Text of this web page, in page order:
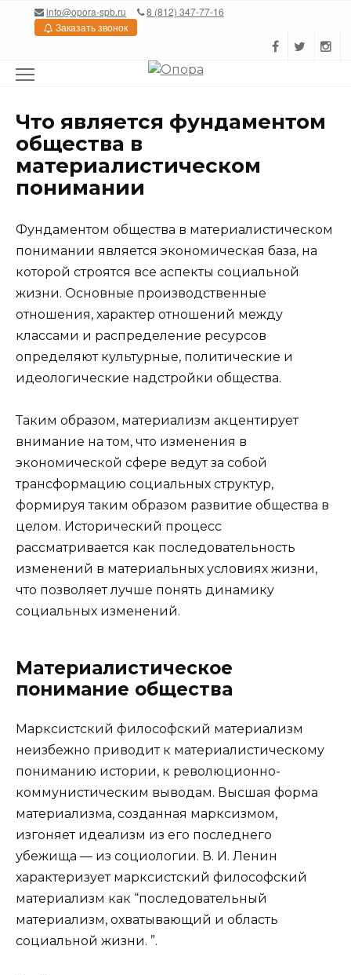
Перейтиinfo@opora-spb.ru
8 (812) 347-77-16
Заказать звонок
Что является фундаментом
общества в
материалистическом
понимании
Фундаментом общества в материалистическом
понимании является экономическая база, на
которой строятся все аспекты социальной
жизни. Основные производственные
отношения, характер отношений между
классами и распределение ресурсов
определяют культурные, политические и
идеологические надстройки общества.
Таким образом, материализм акцентирует
внимание на том, что изменения в
экономической сфере ведут за собой
трансформацию социальных структур,
формируя таким образом развитие общества в
целом. Исторический процесс
рассматривается как последовательность
изменений в материальных условиях жизни,
что позволяет лучше понять динамику
социальных изменений.
Материалистическое
понимание общества
Марксистский философский материализм
неизбежно приводит к материалистическому
пониманию истории, к революционно-
коммунистическим выводам. Высшая форма
материализма, созданная марксизмом,
изгоняет идеализм из его последнего
убежища — из социологии. В. И. Ленин
характеризует марксистский философский
материализм как “последовательный
материализм, охватывающий и область
социальной жизни. ”.